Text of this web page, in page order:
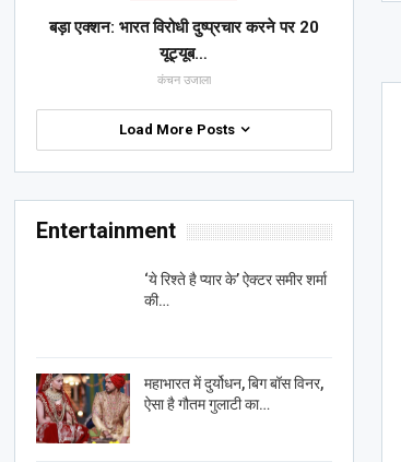
बड़ा एक्शन: भारत विरोधी दुष्प्रचार करने पर 20
यूट्यूब…
कंचन उजाला
Load More Posts
Entertainment
‘ये रिश्ते है प्यार के’ ऐक्टर समीर शर्मा
की…
महाभारत में दुर्योधन, बिग बॉस विनर,
ऐसा है गौतम गुलाटी का…